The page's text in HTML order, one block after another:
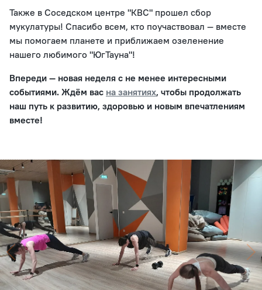
Также в Соседском центре "КВС" прошел сбор
мукулатуры! Спасибо всем, кто поучаствовал — вместе
мы помогаем планете и приближаем озеленение
нашего любимого "ЮгТауна"!
Впереди — новая неделя с не менее интересными
событиями. Ждём вас на занятиях, чтобы продолжать
наш путь к развитию, здоровью и новым впечатлениям
вместе!